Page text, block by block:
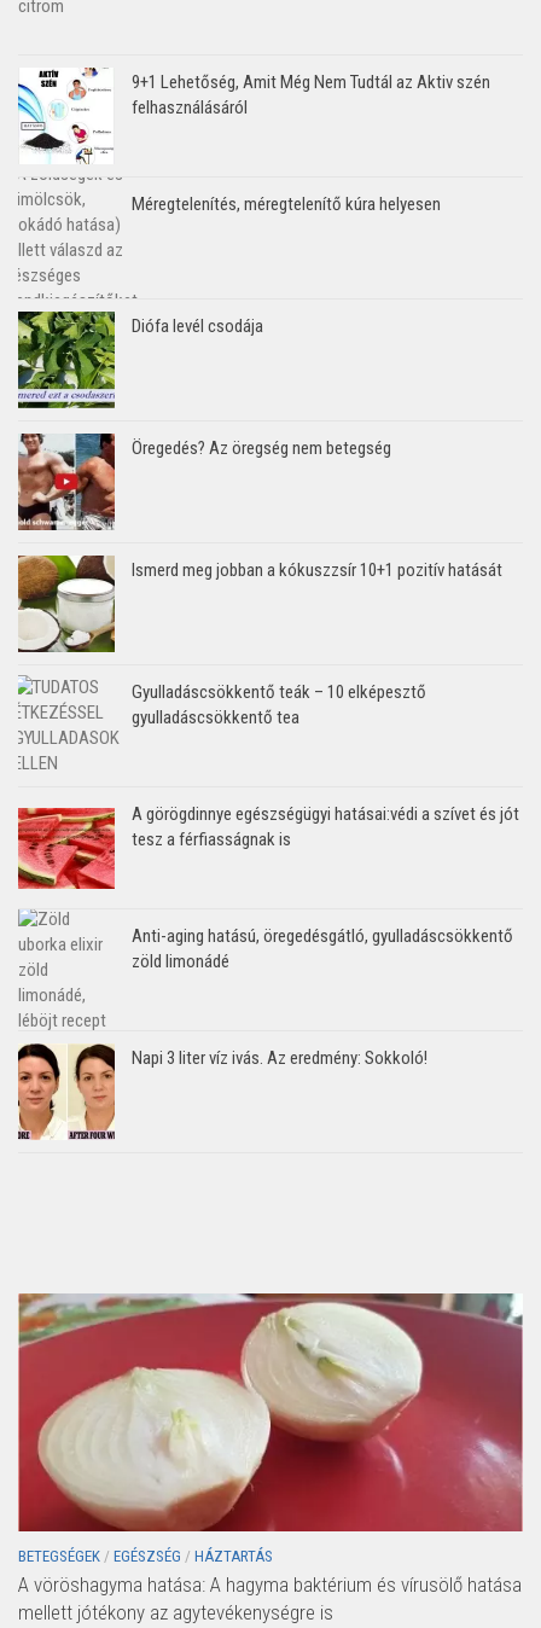
9+1 Lehetőség, Amit Még Nem Tudtál az Aktiv szén
felhasználásáról
Méregtelenítés, méregtelenítő kúra helyesen
Diófa levél csodája
Öregedés? Az öregség nem betegség
Ismerd meg jobban a kókuszzsír 10+1 pozitív hatását
Gyulladáscsökkentő teák – 10 elképesztő
gyulladáscsökkentő tea
A görögdinnye egészségügyi hatásai:védi a szívet és jót
tesz a férfiasságnak is
Anti-aging hatású, öregedésgátló, gyulladáscsökkentő
zöld limonádé
Napi 3 liter víz ivás. Az eredmény: Sokkoló!
BETEGSÉGEK / EGÉSZSÉG / HÁZTARTÁS
A vöröshagyma hatása: A hagyma baktérium és vírusölő hatása
mellett jótékony az agytevékenységre is